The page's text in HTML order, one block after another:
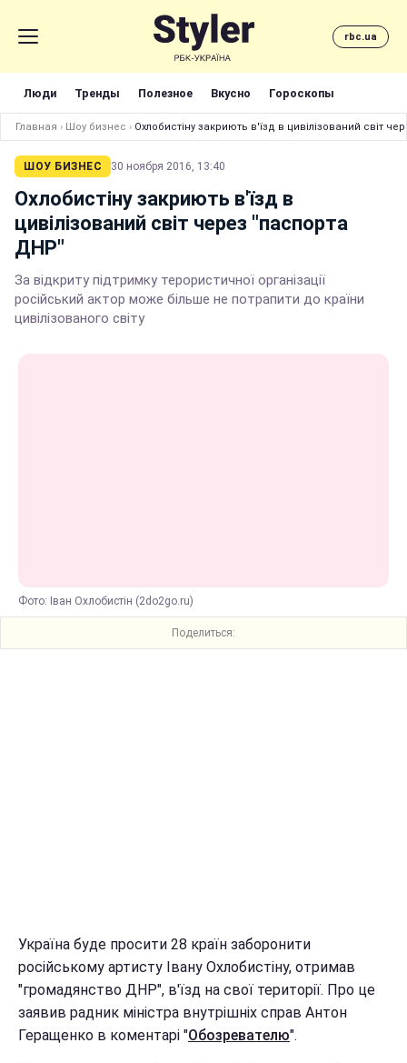
rbc.ua
Люди Тренды Полезное Вкусно Гороскопы
Главная › Шоу бизнес › Охлобистіну закриють в'їзд в цивілізований світ
ШОУ БИЗНЕС 30 ноября 2016, 13:40
Охлобистіну закриють в'їзд в
цивілізований світ через "паспорта
ДНР"
За відкриту підтримку терористичної організації
російський актор може більше не потрапити до країни
цивілізованого світу
Фото: Іван Охлобистін (2do2go.ru)
Поделиться:
Україна буде просити 28 країн заборонити
російському артисту Івану Охлобистіну, отримав
"громадянство ДНР", в'їзд на свої території. Про це
заявив радник міністра внутрішніх справ Антон
Геращенко в коментарі "Обозревателю".